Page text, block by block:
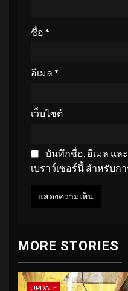
ชื่อ *
อีเมล *
เว็บไซต์
บันทึกชื่อ, อีเมล แล
เบราว์เซอร์นี้ สำหรับก
MORE STORIES
UPDATE